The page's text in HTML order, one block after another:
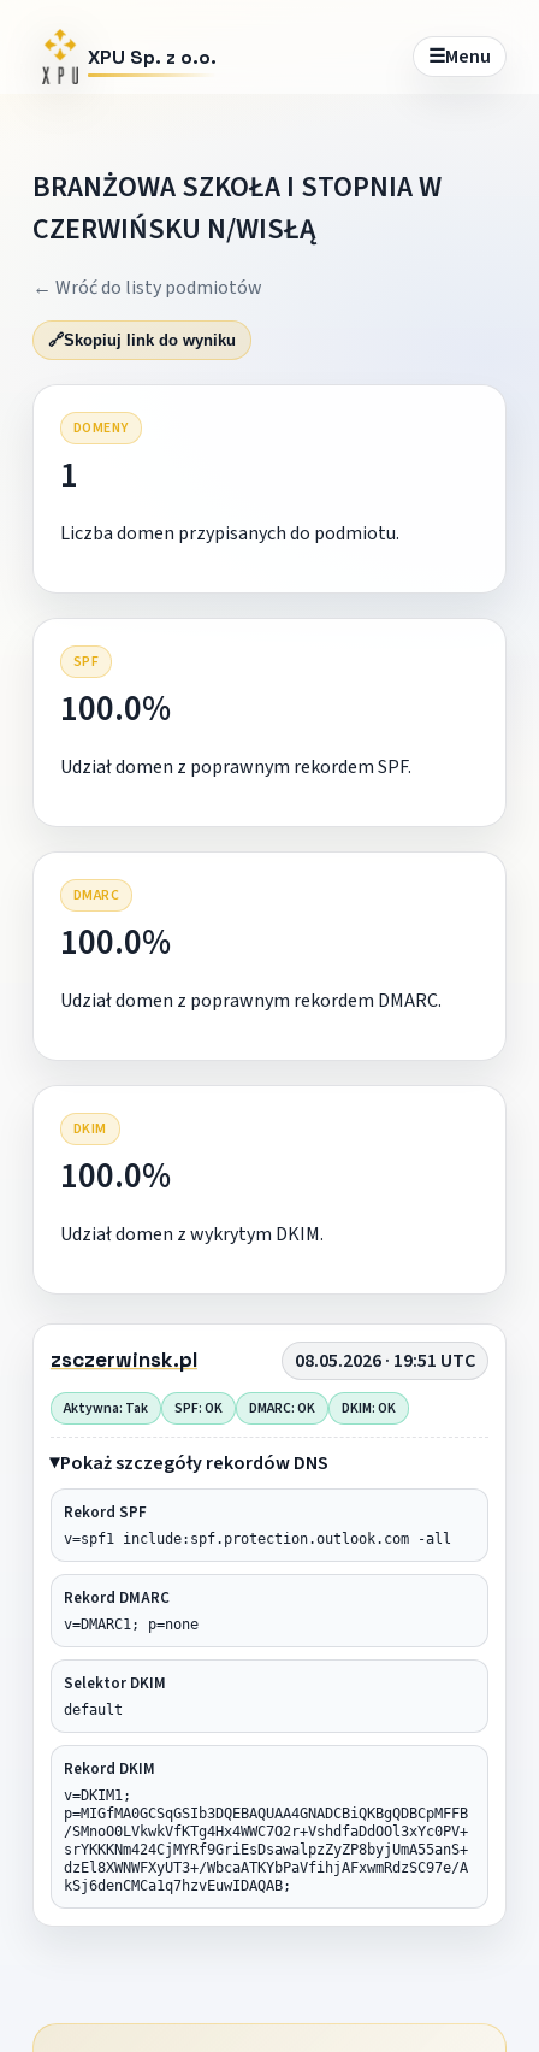
XPU Sp. z o.o. ☰Menu
BRANŻOWA SZKOŁA I STOPNIA W
CZERWIŃSKU N/WISŁĄ
← Wróć do listy podmiotów
🔗Skopiuj link do wyniku
DOMENY
1
Liczba domen przypisanych do podmiotu.
SPF
100.0%
Udział domen z poprawnym rekordem SPF.
DMARC
100.0%
Udział domen z poprawnym rekordem DMARC.
DKIM
100.0%
Udział domen z wykrytym DKIM.
zsczerwinsk.pl 08.05.2026 · 19:51 UTC
Aktywna: Tak SPF: OK DMARC: OK DKIM: OK
Pokaż szczegóły rekordów DNS
Rekord SPF
v=spf1 include:spf.protection.outlook.com -all
Rekord DMARC
v=DMARC1; p=none
Selektor DKIM
default
Rekord DKIM
v=DKIM1;
p=MIGfMA0GCSqGSIb3DQEBAQUAA4GNADCBiQKBgQDBCpMFFB
/SMnoO0LVkwkVfKTg4Hx4WWC7O2r+VshdfaDdOOl3xYc0PV+
srYKKKNm424CjMYRf9GriEsDsawalpzZyZP8byjUmA55anS+
dzEl8XWNWFXyUT3+/WbcaATKYbPaVfihjAFxwmRdzSC97e/A
kSj6denCMCa1q7hzvEuwIDAQAB;